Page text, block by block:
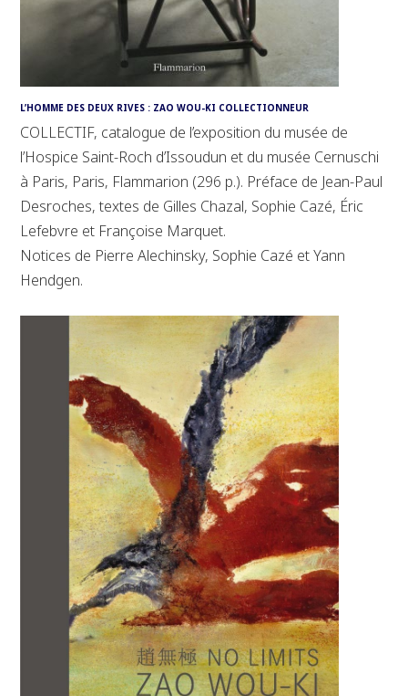
L’HOMME DES DEUX RIVES : ZAO WOU-KI COLLECTIONNEUR
COLLECTIF, catalogue de l’exposition du musée de
l’Hospice Saint-Roch d’Issoudun et du musée Cernuschi
à Paris, Paris, Flammarion (296 p.). Préface de Jean-Paul
Desroches, textes de Gilles Chazal, Sophie Cazé, Éric
Lefebvre et Françoise Marquet.
Notices de Pierre Alechinsky, Sophie Cazé et Yann
Hendgen.